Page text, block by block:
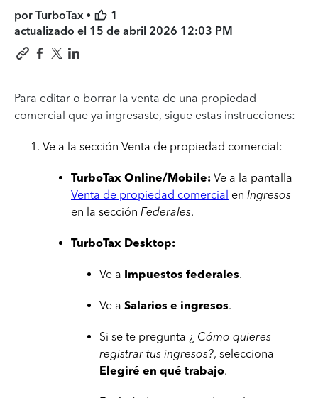
por TurboTax •
1
actualizado el 15 de abril 2026 12:03 PM
Para editar o borrar la venta de una propiedad
comercial que ya ingresaste, sigue estas instrucciones:
Ve a la sección Venta de propiedad comercial:
TurboTax Online/Mobile: Ve a la pantalla
Venta de propiedad comercial en Ingresos
en la sección Federales.
TurboTax Desktop:
Ve a Impuestos federales.
Ve a Salarios e ingresos.
Si se te pregunta ¿ Cómo quieres
registrar tus ingresos?, selecciona
Elegiré en qué trabajo.